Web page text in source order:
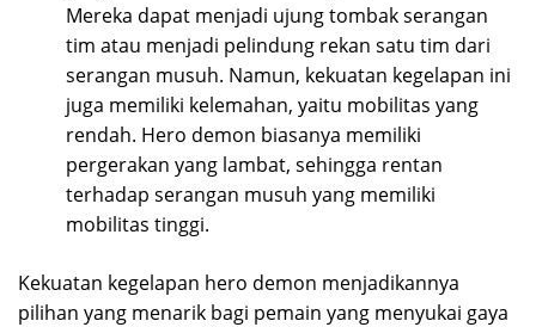
Mereka dapat menjadi ujung tombak serangan
tim atau menjadi pelindung rekan satu tim dari
serangan musuh. Namun, kekuatan kegelapan ini
juga memiliki kelemahan, yaitu mobilitas yang
rendah. Hero demon biasanya memiliki
pergerakan yang lambat, sehingga rentan
terhadap serangan musuh yang memiliki
mobilitas tinggi.
Kekuatan kegelapan hero demon menjadikannya
pilihan yang menarik bagi pemain yang menyukai gaya